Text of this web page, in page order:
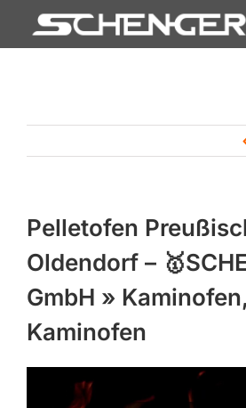
Inhalt
HÄNDLERSUCHE
UNTERNEHMEN
PROFIL
WARENKORB
PRODUCTS
SEARCH
Pelletofen
Oldendorf –
GmbH »
Kaminofen